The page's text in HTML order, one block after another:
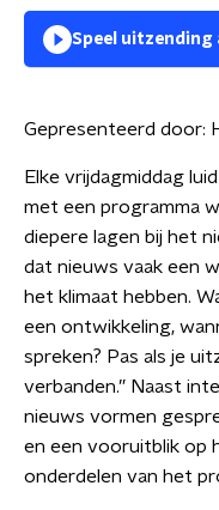
Speel uitzending
Gepresenteerd door:
Elke vrijdagmiddag
met een programma
diepere lagen bij het
dat nieuws vaak een
het klimaat hebben.
een ontwikkeling,
spreken? Pas als je
verbanden.” Naast
nieuws vormen
en een vooruitblik op
onderdelen van het